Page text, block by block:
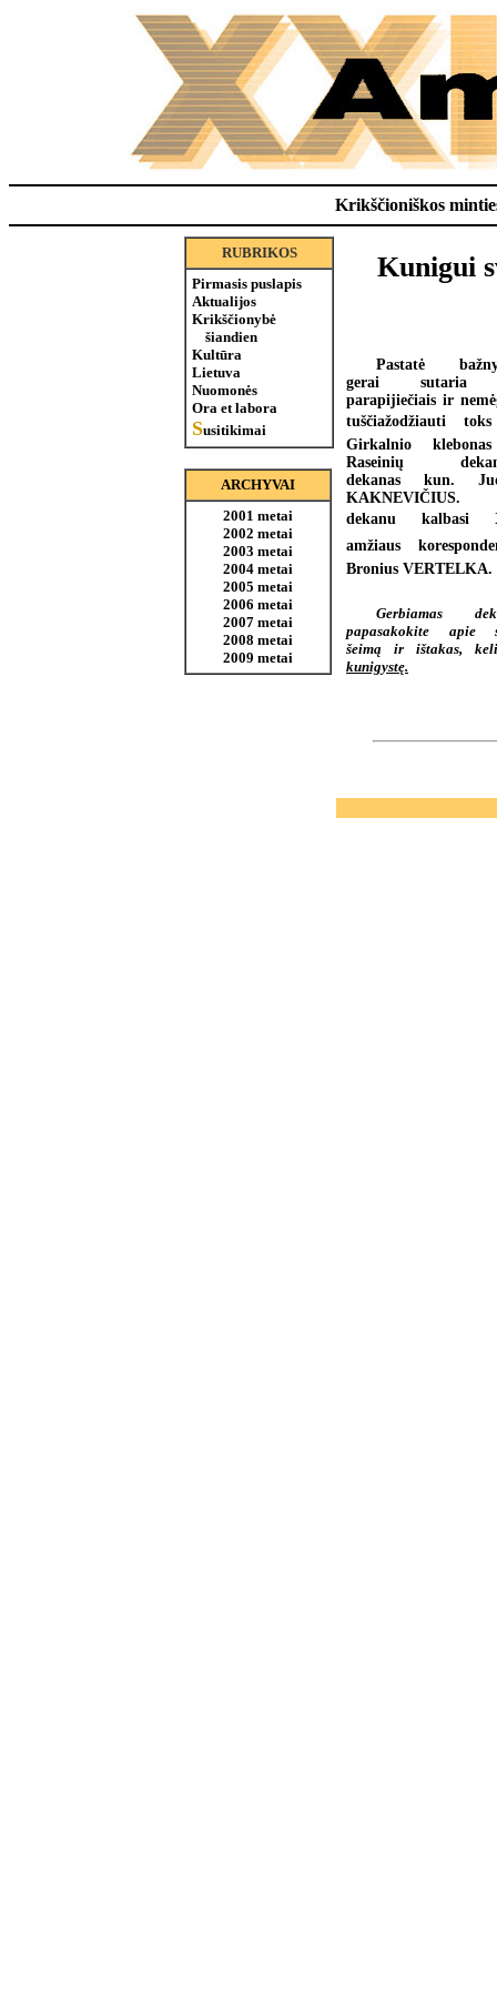
Krikščioniškos
RUBRIKOS
Pirmasis puslapis
Aktualijos
Krikščionybė
šiandien
Kultūra
Lietuva
Nuomonės
Ora et labora
Susitikimai
ARCHYVAI
2001 metai
2002 metai
2003 metai
2004 metai
2005 metai
2006 metai
2007 metai
2008 metai
2009 metai
Kunigui
Pastatė
gerai sutaria
parapijiečiais ir
tuščiažodžiauti 
Girkalnio
Raseinių
dekanas kun.
KAKNEVIČIUS.
dekanu kalbasi
amžiaus
Bronius VERTELKA.
Gerbiamas
papasakokite apie
šeimą ir ištakas,
kunigystę.